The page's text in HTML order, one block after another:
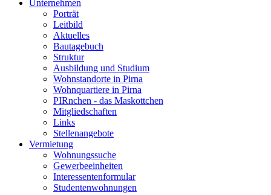
Unternehmen
Porträt
Leitbild
Aktuelles
Bautagebuch
Struktur
Ausbildung und Studium
Wohnstandorte in Pirna
Wohnquartiere in Pirna
PIRnchen - das Maskottchen
Mitgliedschaften
Links
Stellenangebote
Vermietung
Wohnungssuche
Gewerbeeinheiten
Interessentenformular
Studentenwohnungen